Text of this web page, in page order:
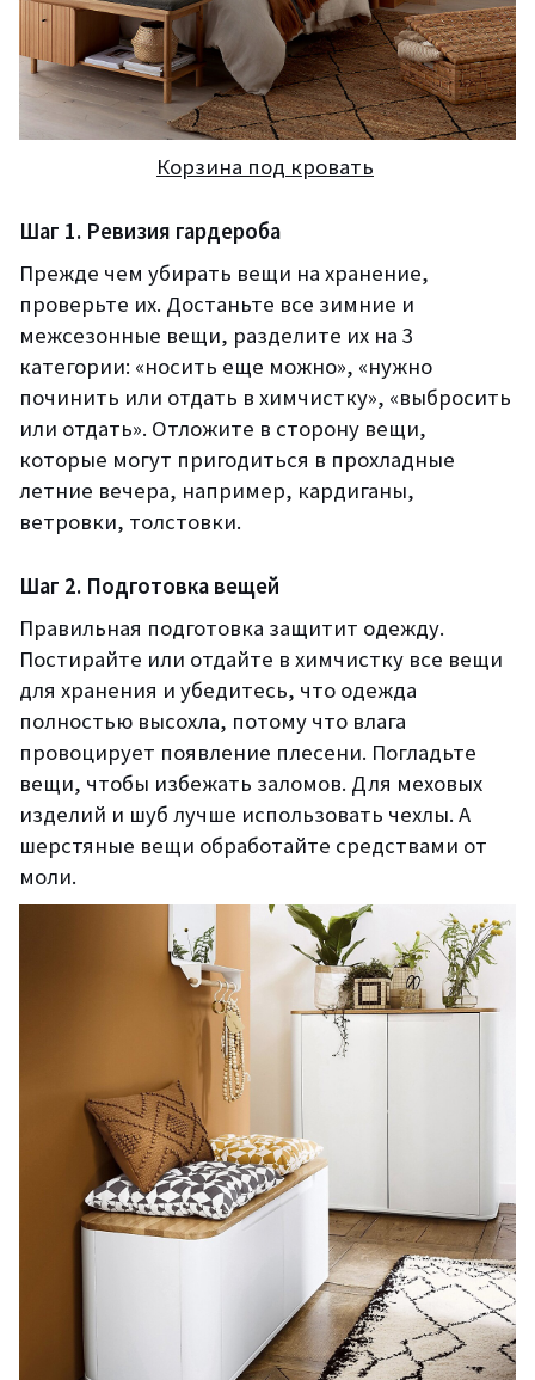
Корзина под кровать
Шаг 1. Ревизия гардероба
Прежде чем убирать вещи на хранение,
проверьте их. Достаньте все зимние и
межсезонные вещи, разделите их на 3
категории: «носить еще можно», «нужно
починить или отдать в химчистку», «выбросить
или отдать». Отложите в сторону вещи,
которые могут пригодиться в прохладные
летние вечера, например, кардиганы,
ветровки, толстовки.
Шаг 2. Подготовка вещей
Правильная подготовка защитит одежду.
Постирайте или отдайте в химчистку все вещи
для хранения и убедитесь, что одежда
полностью высохла, потому что влага
провоцирует появление плесени. Погладьте
вещи, чтобы избежать заломов. Для меховых
изделий и шуб лучше использовать чехлы. А
шерстяные вещи обработайте средствами от
моли.